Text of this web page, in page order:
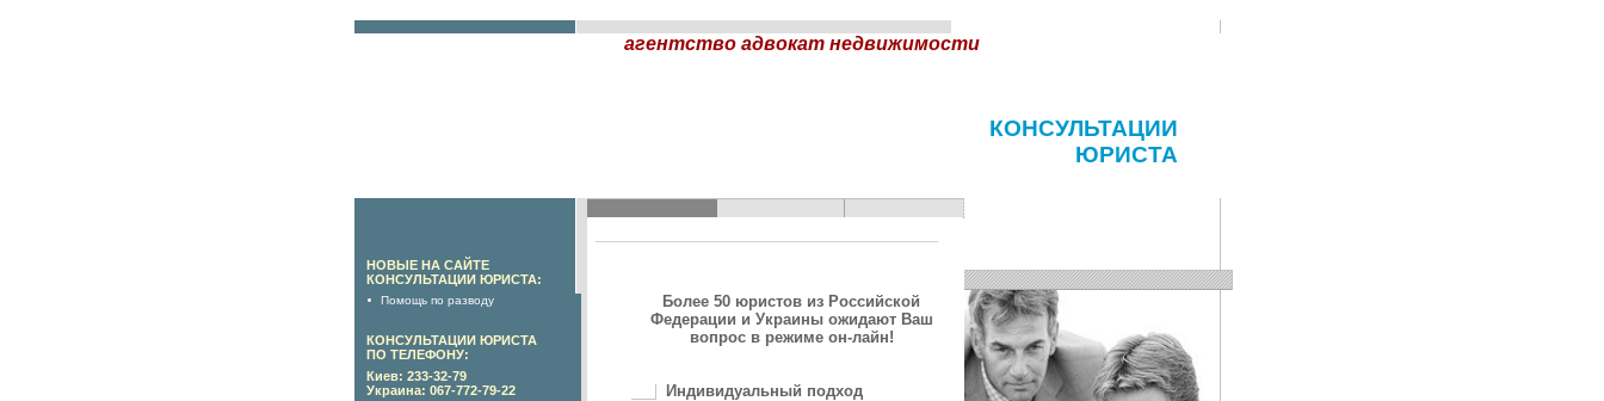
агентство адвокат недвижимости
КОНСУЛЬТАЦИИ
ЮРИСТА
НОВЫЕ НА САЙТЕ
КОНСУЛЬТАЦИИ ЮРИСТА:
Помощь по разводу
КОНСУЛЬТАЦИИ ЮРИСТА
ПО ТЕЛЕФОНУ:
Киев: 233-32-79
Украина: 067-772-79-22
Более 50 юристов из Российской
Федерации и Украины ожидают Ваш
вопрос в режиме он-лайн!
Индивидуальный подход